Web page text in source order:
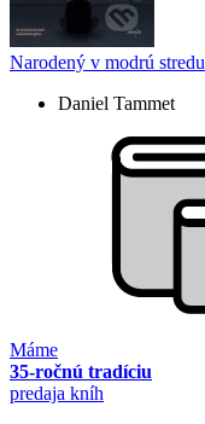
Narodený v modrú stredu
Daniel Tammet
Máme
35-ročnú tradíciu
predaja kníh